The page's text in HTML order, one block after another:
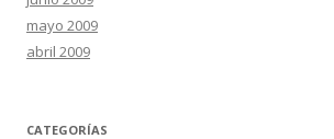
mayo 2009
abril 2009
CATEGORÍAS